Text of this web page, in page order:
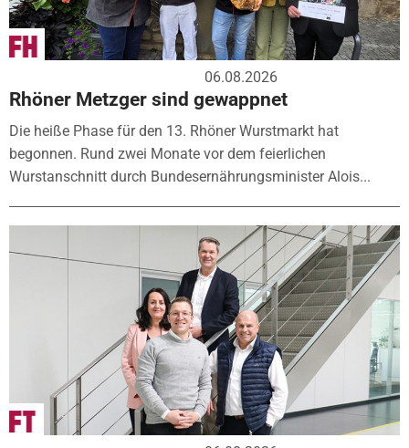
06.08.2026
Rhöner Metzger sind gewappnet
Die heiße Phase für den 13. Rhöner Wurstmarkt hat
begonnen. Rund zwei Monate vor dem feierlichen
Wurstanschnitt durch Bundesernährungsminister Alois...